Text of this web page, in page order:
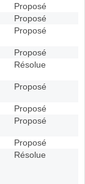
Proposé
Proposé
Proposé
Proposé
Résolue
Proposé
Proposé
Proposé
Proposé
Résolue